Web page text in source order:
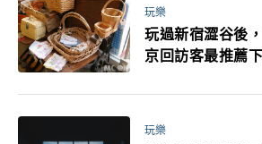
玩樂
玩過新宿澀谷後
京回訪客最推薦
玩樂